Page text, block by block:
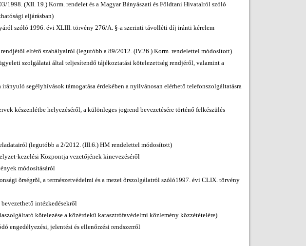
1998. (XII. 19.) Korm. rendelet és a Magyar Bányászati és Földtani Hivatalról szóló
eljárásban)
szóló 1996. évi XLIII. törvény 276/A. §-a szerinti távolléti díj iránti kérelem
eltérő szabályairól (legutóbb a 89/2012. (IV.26.) Korm. rendelettel módosított)
szolgálatai által teljesítendő tájékoztatási kötelezettség rendjéről, valamint a
segélyhívások támogatása érdekében a nyilvánosan elérhető telefonszolgáltatásra
készenlétbe helyezéséről, a különleges jogrend bevezetésére történő felkészülés
(legutóbb a 2/2012. (III.6.) HM rendelettel módosított)
kezelési Központja vezetőjének kinevezéséről
módosításáról
õrségrõl, a természetvédelmi és a mezei õrszolgálatról szóló1997. évi CLIX. törvény
intézkedésekről
kötelezése a közérdekű katasztrófavédelmi közlemény közzétételére)
engedélyezési, jelentési és ellenőrzési rendszerről